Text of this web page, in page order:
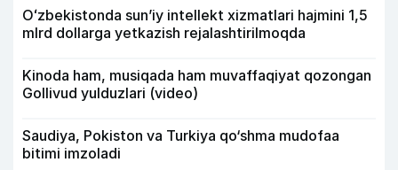
Oʻzbekistonda sunʼiy intellekt xizmatlari hajmini 1,5
mlrd dollarga yetkazish rejalashtirilmoqda
Kinoda ham, musiqada ham muvaffaqiyat qozongan
Gollivud yulduzlari (video)
Saudiya, Pokiston va Turkiya qo‘shma mudofaa
bitimi imzoladi